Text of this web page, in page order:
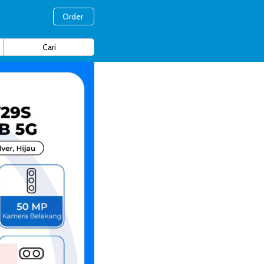
Order